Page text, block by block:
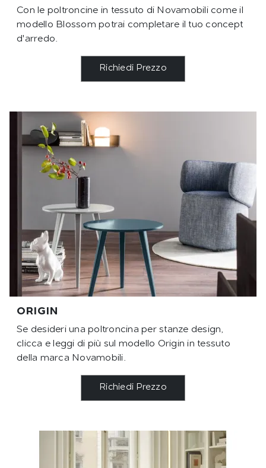
Con le poltroncine in tessuto di Novamobili come il
modello Blossom potrai completare il tuo concept
d'arredo.
Richiedi Prezzo
ORIGIN
Se desideri una poltroncina per stanze design,
clicca e leggi di più sul modello Origin in tessuto
della marca Novamobili.
Richiedi Prezzo